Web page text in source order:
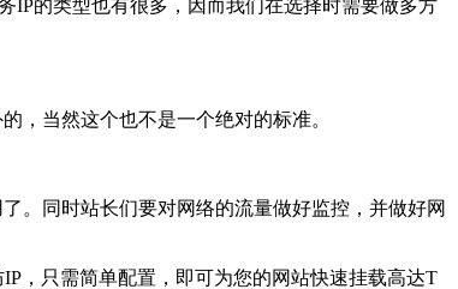
的类型也有很多，因而我们在选择时需要做多方
当然这个也不是一个绝对的标准。
同时站长们要对网络的流量做好监控，并做好网
，只需简单配置，即可为您的网站快速挂载高达T